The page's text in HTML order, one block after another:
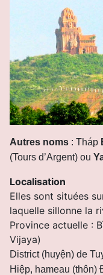
Autres noms : Tháp
(Tours d’Argent) ou
Localisation
Elles sont situées
laquelle sillonne la
Province actuelle :
Vijaya)
District (huyện) de
Hiệp, hameau (thôn)